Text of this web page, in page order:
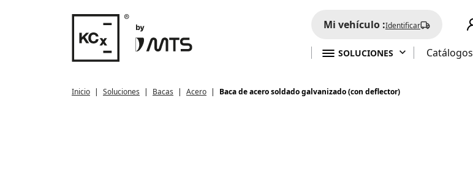
Mi vehículo :Identificar

SOLUCIONES Catálogos
Inicio Soluciones Bacas Acero Baca de acero soldado galvanizado (con deflector)